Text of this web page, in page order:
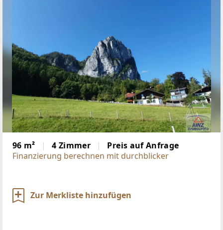
96 m² 4 Zimmer
Preis auf Anfrage
Finanzierung berechnen mit durchblicker
Zur Merkliste hinzufügen